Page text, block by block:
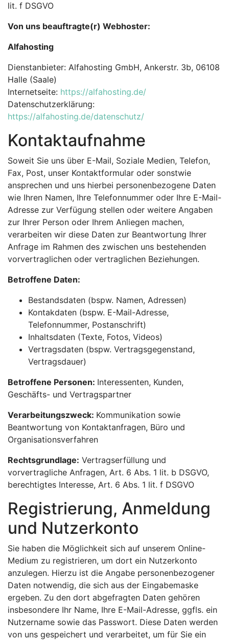
lit. f DSGVO
Von uns beauftragte(r) Webhoster:
Alfahosting
Dienstanbieter: Alfahosting GmbH, Ankerstr. 3b, 06108
Halle (Saale)
Internetseite: https://alfahosting.de/
Datenschutzerklärung:
https://alfahosting.de/datenschutz/
Kontaktaufnahme
Soweit Sie uns über E-Mail, Soziale Medien, Telefon,
Fax, Post, unser Kontaktformular oder sonstwie
ansprechen und uns hierbei personenbezogene Daten
wie Ihren Namen, Ihre Telefonnummer oder Ihre E-Mail-
Adresse zur Verfügung stellen oder weitere Angaben
zur Ihrer Person oder Ihrem Anliegen machen,
verarbeiten wir diese Daten zur Beantwortung Ihrer
Anfrage im Rahmen des zwischen uns bestehenden
vorvertraglichen oder vertraglichen Beziehungen.
Betroffene Daten:
Bestandsdaten (bspw. Namen, Adressen)
Kontakdaten (bspw. E-Mail-Adresse,
Telefonnummer, Postanschrift)
Inhaltsdaten (Texte, Fotos, Videos)
Vertragsdaten (bspw. Vertragsgegenstand,
Vertragsdauer)
Betroffene Personen: Interessenten, Kunden,
Geschäfts- und Vertragspartner
Verarbeitungszweck: Kommunikation sowie
Beantwortung von Kontaktanfragen, Büro und
Organisationsverfahren
Rechtsgrundlage: Vertragserfüllung und
vorvertragliche Anfragen, Art. 6 Abs. 1 lit. b DSGVO,
berechtigtes Interesse, Art. 6 Abs. 1 lit. f DSGVO
Registrierung, Anmeldung
und Nutzerkonto
Sie haben die Möglichkeit sich auf unserem Online-
Medium zu registrieren, um dort ein Nutzerkonto
anzulegen. Hierzu ist die Angabe personenbezogener
Daten notwendig, die sich aus der Eingabemaske
ergeben. Zu den dort abgefragten Daten gehören
insbesondere Ihr Name, Ihre E-Mail-Adresse, ggfls. ein
Nutzername sowie das Passwort. Diese Daten werden
von uns gespeichert und verarbeitet, um für Sie ein